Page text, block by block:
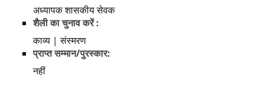
अध्यापक शासकीय सेवक
शैली का चुनाव करें :
काव्य | संस्मरण
प्राप्त सम्मान/पुरस्कार:
नहीं